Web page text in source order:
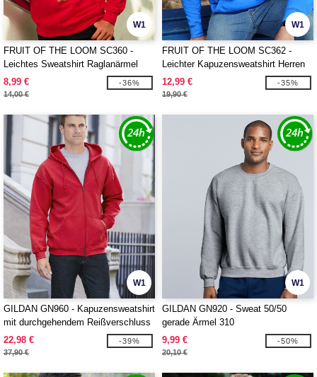
W1
FRUIT OF THE LOOM SC360 -
Leichtes Sweatshirt Raglanärmel
8,99 €
14,00 €
-36%
W1
FRUIT OF THE LOOM SC362 -
Leichter Kapuzensweatshirt Herren
12,99 €
19,90 €
-35%
W1
GILDAN GN960 - Kapuzensweatshirt
mit durchgehendem Reißverschluss
22,98 €
37,90 €
-39%
W1
GILDAN GN920 - Sweat 50/50
gerade Ärmel 310
9,99 €
20,10 €
-50%